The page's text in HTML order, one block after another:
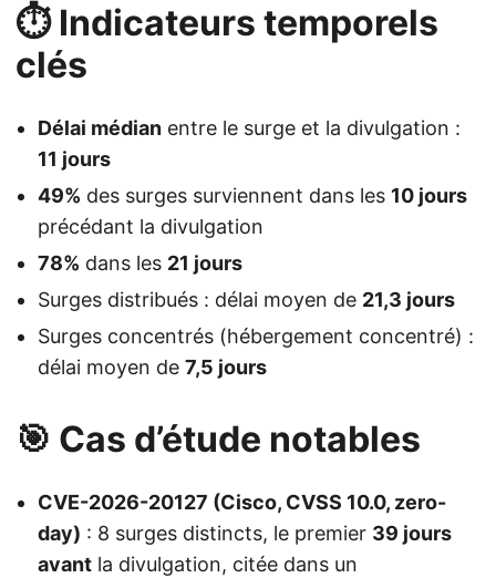
⏱️ Indicateurs temporels
clés
Délai médian entre le surge et la divulgation :
11 jours
49% des surges surviennent dans les 10 jours
précédant la divulgation
78% dans les 21 jours
Surges distribués : délai moyen de 21,3 jours
Surges concentrés (hébergement concentré) :
délai moyen de 7,5 jours
🎯 Cas d’étude notables
CVE-2026-20127 (Cisco, CVSS 10.0, zero-
day) : 8 surges distincts, le premier 39 jours
avant la divulgation, citée dans un